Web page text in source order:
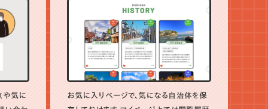
や気に
お気に入りページで、気になる自治体を保